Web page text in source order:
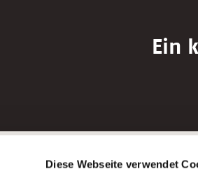
Diese Webseite verwendet
Ein